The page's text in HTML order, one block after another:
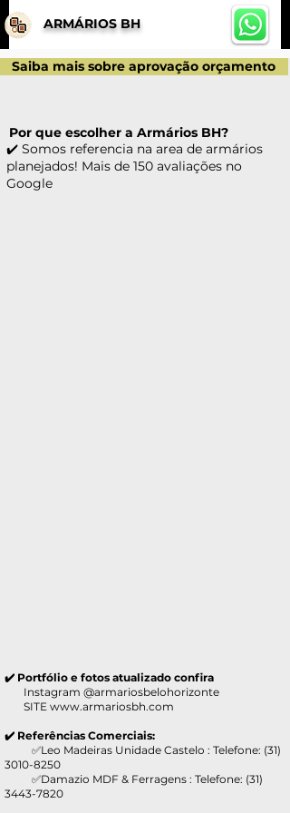
ARMÁRIOS BH
Saiba mais sobre aprovação orçamento
✔️ Somos referencia na area de armários
planejados! Mais de 150 avaliações no
Google
Por que escolher a Armários BH?
✔️ Portfólio e fotos atualizado confira
Instagram @armariosbelohorizonte
SITE www.armariosbh.com
✔️ Referências Comerciais:
✅Leo Madeiras Unidade Castelo : Telefone: (31)
3010-8250
✅Damazio MDF & Ferragens : Telefone: (31)
3443-7820